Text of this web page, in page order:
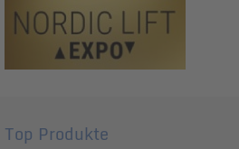
Top Produkte